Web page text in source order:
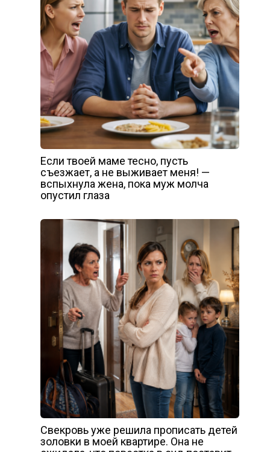
Если твоей маме тесно, пусть
съезжает, а не выживает меня! —
вспыхнула жена, пока муж молча
опустил глаза
Свекровь уже решила прописать детей
золовки в моей квартире. Она не